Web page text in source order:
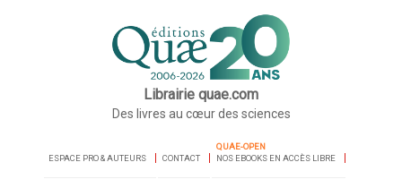
Librairie quae.com
Des livres au cœur des sciences
ESPACE PRO & AUTEURS CONTACT
QUAE-OPEN
NOS EBOOKS EN ACCÈS LIBRE